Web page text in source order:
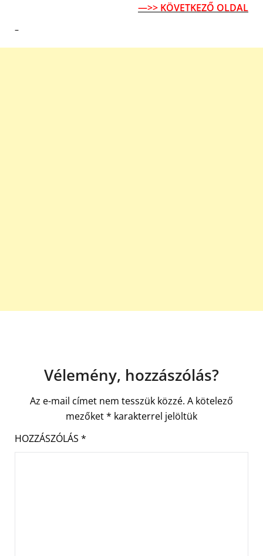
—>> KÖVETKEZŐ OLDAL
–
Vélemény, hozzászólás?
Az e-mail címet nem tesszük közzé. A kötelező
mezőket* karakterrel jelöltük
HOZZÁSZÓLÁS *